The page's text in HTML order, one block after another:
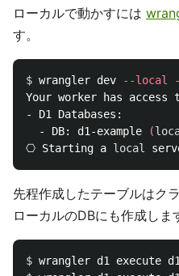
ローカルで動かすには
す。
$ wrangler dev --local
Your worker has
- D1 Databases:
  - DB: d1-example
(
⎔ Starting a local
先程作成したテーブルはク
ローカルのDBにも作成しま
$ wrangler d1 execute